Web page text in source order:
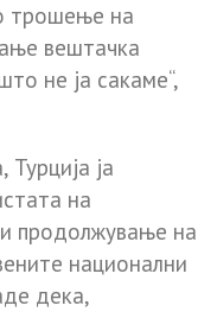
трошење на
вештачка
не ја сакаме“,
ја
на
продолжување на
национални
дека,